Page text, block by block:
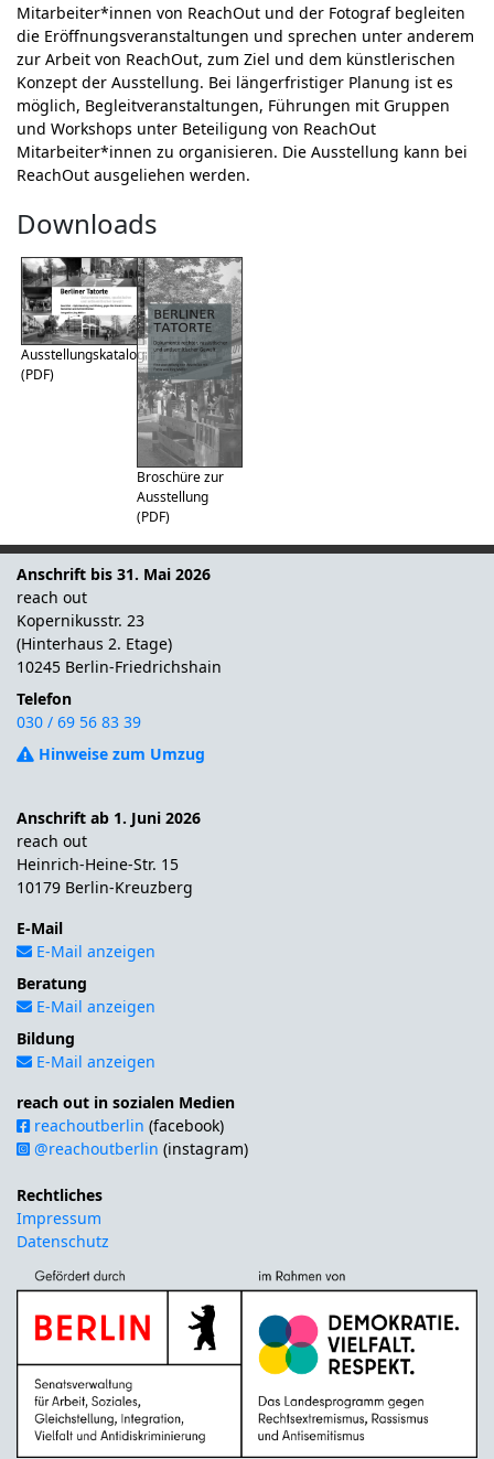
Mitarbeiter*innen von ReachOut und der Fotograf begleiten
die Eröffnungsveranstaltungen und sprechen unter anderem
zur Arbeit von ReachOut, zum Ziel und dem künstlerischen
Konzept der Ausstellung. Bei längerfristiger Planung ist es
möglich, Begleitveranstaltungen, Führungen mit Gruppen
und Workshops unter Beteiligung von ReachOut
Mitarbeiter*innen zu organisieren. Die Ausstellung kann bei
ReachOut ausgeliehen werden.
Downloads
Ausstellungskatalog
(PDF)
Broschüre zur
Ausstellung
(PDF)
Anschrift bis 31. Mai 2026
reach out
Kopernikusstr. 23
(Hinterhaus 2. Etage)
10245 Berlin-Friedrichshain
Telefon
030 / 69 56 83 39
Hinweise zum Umzug
Anschrift ab 1. Juni 2026
reach out
Heinrich-Heine-Str. 15
10179 Berlin-Kreuzberg
E-Mail
E-Mail anzeigen
Beratung
E-Mail anzeigen
Bildung
E-Mail anzeigen
reach out in sozialen Medien
reachoutberlin (facebook)
@reachoutberlin (instagram)
Rechtliches
Impressum
Datenschutz